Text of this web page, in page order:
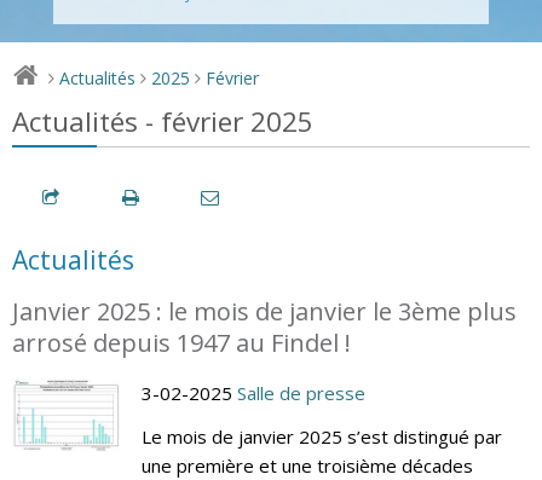
> Actualités > 2025 > Février
Actualités - février 2025
Actualités
Janvier 2025 : le mois de janvier le 3ème plus
arrosé depuis 1947 au Findel !
3-02-2025 Salle de presse
Le mois de janvier 2025 s’est distingué par
une première et une troisième décades